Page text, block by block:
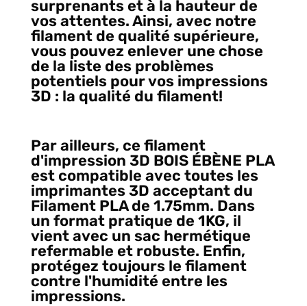
surprenants et à la hauteur de
vos attentes. Ainsi, avec notre
filament de qualité supérieure,
vous pouvez enlever une chose
de la liste des problèmes
potentiels pour vos impressions
3D : la qualité du filament!
Par ailleurs, ce filament
d'impression 3D BOIS ÉBÈNE PLA
est compatible avec toutes les
imprimantes 3D acceptant du
Filament PLA de 1.75mm. Dans
un format pratique de 1KG, il
vient avec un sac hermétique
refermable et robuste. Enfin,
protégez toujours le filament
contre l'humidité entre les
impressions.